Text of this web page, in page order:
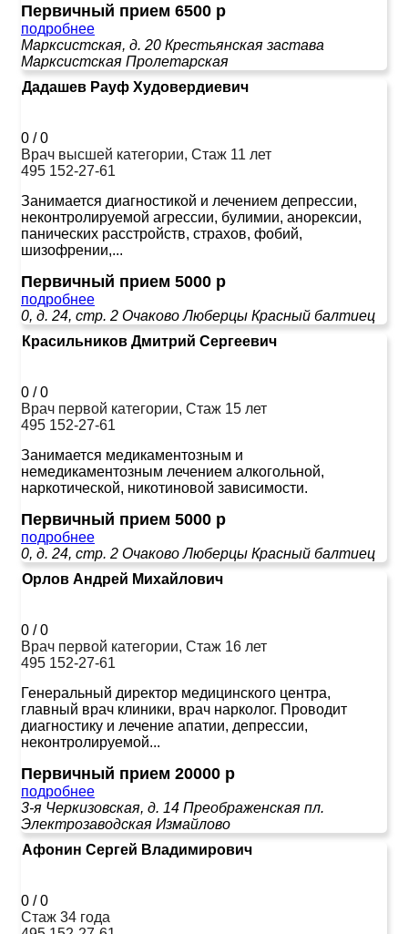
Первичный прием 6500 р
подробнее
Марксистская, д. 20 Крестьянская застава
Марксистская Пролетарская
Дадашев Рауф Худовердиевич
0 /0
Врач высшей категории, Стаж 11 лет
495 152-27-61
Занимается диагностикой и лечением депрессии,
неконтролируемой агрессии, булимии, анорексии,
панических расстройств, страхов, фобий,
шизофрении,...
Первичный прием 5000 р
подробнее
0, д. 24, стр. 2 ОчаковоЛюберцы Красный балтиец
Красильников Дмитрий Сергеевич
0 /0
Врач первой категории, Стаж 15 лет
495 152-27-61
Занимается медикаментозным и
немедикаментозным лечением алкогольной,
наркотической, никотиновой зависимости.
Первичный прием 5000 р
подробнее
0, д. 24, стр. 2 ОчаковоЛюберцы Красный балтиец
Орлов Андрей Михайлович
0 /0
Врач первой категории, Стаж 16 лет
495 152-27-61
Генеральный директор медицинского центра,
главный врач клиники, врач нарколог. Проводит
диагностику и лечение апатии, депрессии,
неконтролируемой...
Первичный прием 20000 р
подробнее
3-я Черкизовская, д. 14 Преображенская пл.
Электрозаводская Измайлово
Афонин Сергей Владимирович
0 /0
Стаж 34 года